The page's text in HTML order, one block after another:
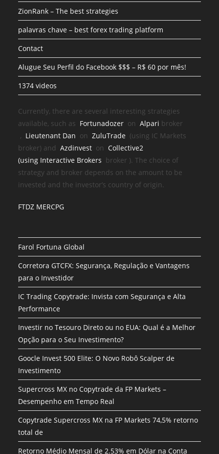
ZionRank – The best strategies
palavras chave – best forex trading platform
Contact
Alugue Seu Perfil do Facebook $$$ – R$ 60 por mês!
1374 videos
Currently, there are several interesting strategies
available, such as Fortunadozer onAlpari broker
, Lieutenant Dan onZuluTrade (using IC Markets
broker) andAzdinvest onCollective2
(using Interactive Brokers broker ). The choice of
strategy and broker depends on the amount to be
invested and the investor’s country of origin.
FTDZ MERCPG
Farol Fortuna Global
Corretora GTCFX: Segurança, Regulação e Vantagens
para o Investidor
IC Trading Copytrade: Invista com Segurança e Alta
Performance
Investir no Tesouro Direto ou no EUA: Qual é a Melhor
Opção para o Seu Investimento?
Goocle Invest 500 Elite: O Novo Robô Scalper de
Investimento
Supercross MX no Copytrade da FP Markets –
Desempenho em Tempo Real
Copytrade Supercross MX na FP Markets 74,5% retorno
total de
Retorno Médio Mensal de 2.53% em Dólar na Conta